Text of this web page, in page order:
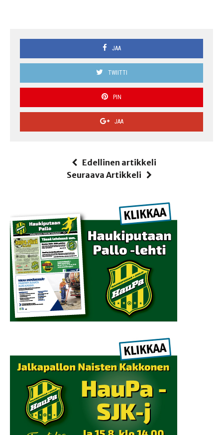
JAA
TWIITTI
PIN
JAA
Edellinen artikkeli
Seuraava Artikkeli